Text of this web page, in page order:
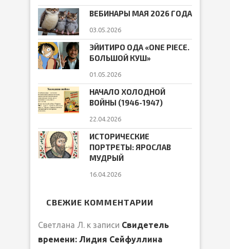
ВЕБИНАРЫ МАЯ 2026 ГОДА
03.05.2026
ЭЙИТИРО ОДА «ONE PIECE.
БОЛЬШОЙ КУШ»
01.05.2026
НАЧАЛО ХОЛОДНОЙ
ВОЙНЫ (1946-1947)
22.04.2026
ИСТОРИЧЕСКИЕ
ПОРТРЕТЫ: ЯРОСЛАВ
МУДРЫЙ
16.04.2026
СВЕЖИЕ КОММЕНТАРИИ
Светлана Л. к записи Свидетель
времени: Лидия Сейфуллина